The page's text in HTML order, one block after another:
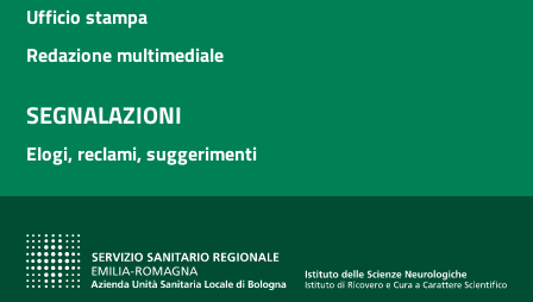
Ufficio stampa
Redazione multimediale
SEGNALAZIONI
Elogi, reclami, suggerimenti